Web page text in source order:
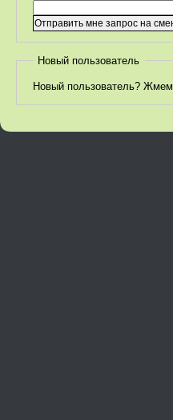
Новый пользователь
Новый пользователь? Жмем